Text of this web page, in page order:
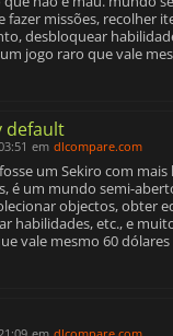
fazer missões, recolher
desbloquear
jogo raro que vale
default
em dlcompare.com
um Sekiro com
é um mundo semi-
objectos, obter
habilidades, etc., e
vale mesmo 60 dólares